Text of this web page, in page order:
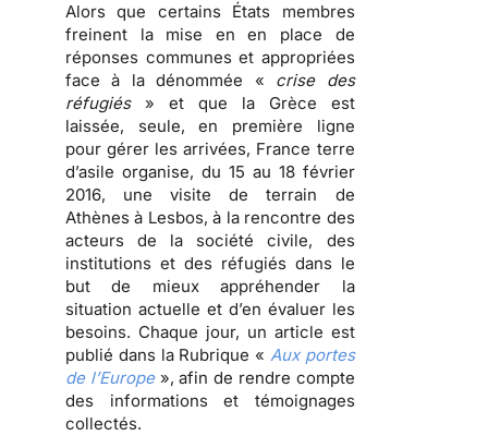
Alors que certains États membres
freinent la mise en en place de
réponses communes et appropriées
face à la dénommée « crise des
réfugiés» et que la Grèce est
laissée, seule, en première ligne
pour gérer les arrivées, France terre
d’asile organise, du 15 au 18 février
2016, une visite de terrain de
Athènes à Lesbos, à la rencontre des
acteurs de la société civile, des
institutions et des réfugiés dans le
but de mieux appréhender la
situation actuelle et d’en évaluer les
besoins. Chaque jour, un article est
publié dans la Rubrique « Aux portes
de l’Europe», afin de rendre compte
des informations et témoignages
collectés.